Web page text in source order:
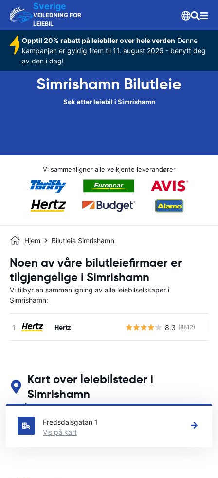
Sverige
VEILEDNING FOR
LEIEBIL
Opptil 20% rabatt på leiebiler over hele verden Denne
kampanjen er gyldig frem til 11. august 2026 - benytt deg
av den i dag!
Simrishamn Bilutleie
Søk etter leiebil i Simrishamn
Vi sammenligner alle velkjente leverandører
Hjem Bilutleie Simrishamn
Noen av våre bilutleiefirmaer er
tilgjengelige i Simrishamn
Vi tilbyr en sammenligning av alle leiebilselskaper i
Simrishamn:
Hertz 8.3 (8812)
Kart over leiebilsteder i
Simrishamn
Se våre viktigste bilutleiesteder i Simrishamn
Fredsdalsgatan 1
Vis på kart